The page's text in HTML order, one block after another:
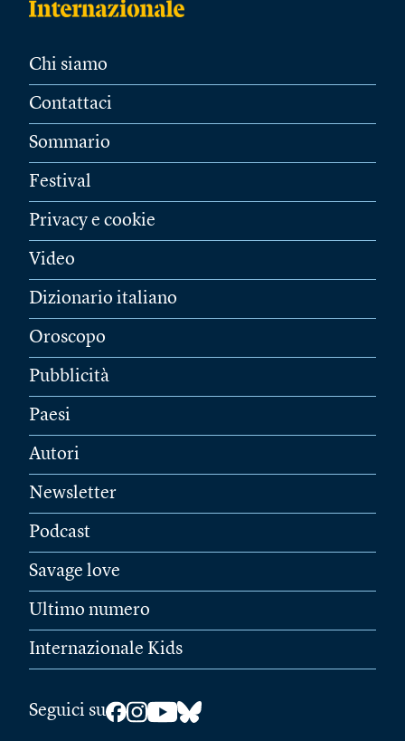
Chi siamo
Contattaci
Sommario
Festival
Privacy e cookie
Video
Dizionario italiano
Oroscopo
Pubblicità
Paesi
Autori
Newsletter
Podcast
Savage love
Ultimo numero
Internazionale Kids
Seguici su